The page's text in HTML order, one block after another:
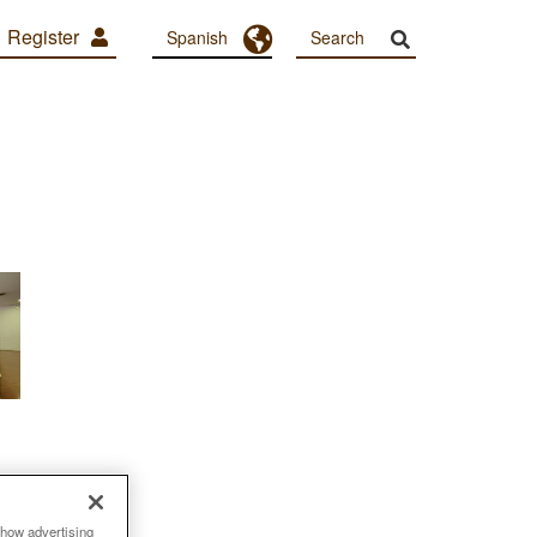
Register Spanish Toggle Dropdown
advertising